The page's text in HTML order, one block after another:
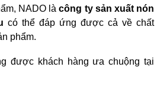
NADO làcông ty sản xuất nón
có thể đáp ứng được cả về chất
phẩm.
được khách hàng ưa chuộng tại